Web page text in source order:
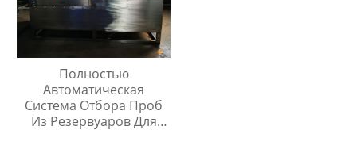
Полностью
Автоматическая
Система Отбора Проб
Из Резервуаров Для